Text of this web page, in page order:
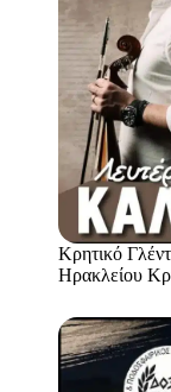
Κρητικό
Ηρακλείου